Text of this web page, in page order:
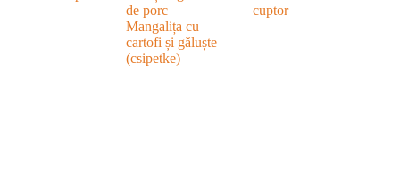
de porc
Mangalița cu
cartofi și găluște
(csipetke)
cuptor